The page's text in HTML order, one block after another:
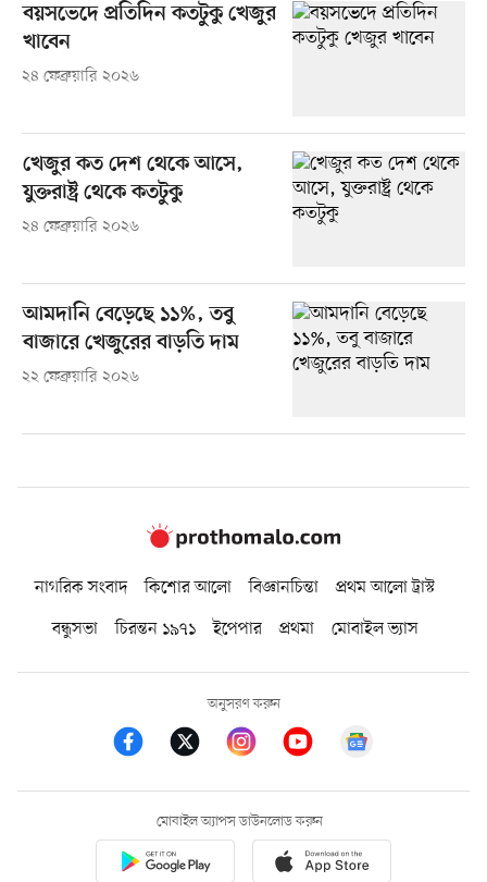
বয়সভেদে প্রতিদিন কতটুকু খেজুর
খাবেন
২৪ ফেব্রুয়ারি ২০২৬
খেজুর কত দেশ থেকে আসে,
যুক্তরাষ্ট্র থেকে কতটুকু
২৪ ফেব্রুয়ারি ২০২৬
আমদানি বেড়েছে ১১%, তবু
বাজারে খেজুরের বাড়তি দাম
২২ ফেব্রুয়ারি ২০২৬
নাগরিক সংবাদ কিশোর আলো বিজ্ঞানচিন্তা
প্রথম আলো ট্রাস্ট
বন্ধুসভা
চিরন্তন ১৯৭১ ইপেপার প্রথমা মোবাইল ভ্যাস
অনুসরণ করুন
মোবাইল অ্যাপস ডাউনলোড করুন